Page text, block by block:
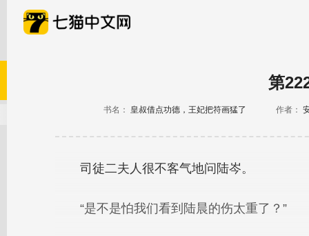
第
书名： 皇叔借点功德，王妃把符画猛了 作者：